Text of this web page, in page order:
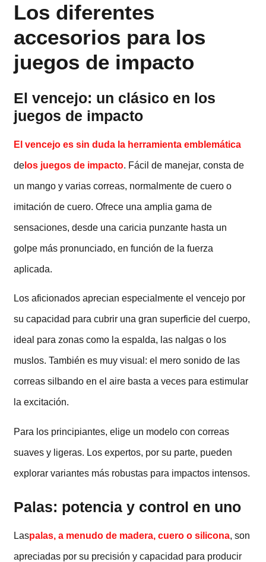
Los diferentes
accesorios para los
juegos de impacto
El vencejo: un clásico en los
juegos de impacto
El vencejo es sin duda la herramienta emblemática
de los juegos de impacto. Fácil de manejar, consta de
un mango y varias correas, normalmente de cuero o
imitación de cuero. Ofrece una amplia gama de
sensaciones, desde una caricia punzante hasta un
golpe más pronunciado, en función de la fuerza
aplicada.
Los aficionados aprecian especialmente el vencejo por
su capacidad para cubrir una gran superficie del cuerpo,
ideal para zonas como la espalda, las nalgas o los
muslos. También es muy visual: el mero sonido de las
correas silbando en el aire basta a veces para estimular
la excitación.
Para los principiantes, elige un modelo con correas
suaves y ligeras. Los expertos, por su parte, pueden
explorar variantes más robustas para impactos intensos.
Palas: potencia y control en uno
Laspalas, a menudo de madera, cuero o silicona, son
apreciadas por su precisión y capacidad para producir